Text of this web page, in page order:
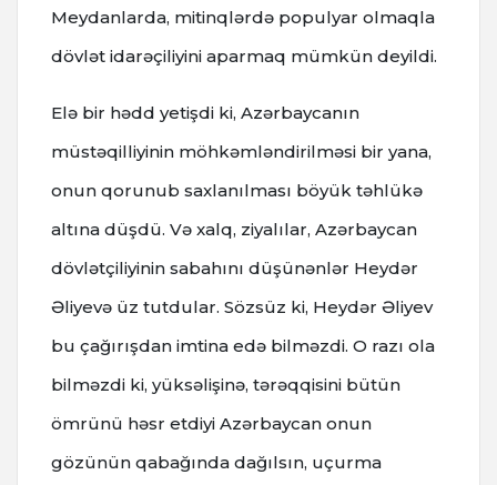
Meydanlarda, mitinqlərdə populyar olmaqla
dövlət idarəçiliyini aparmaq mümkün deyildi.
Elə bir hədd yetişdi ki, Azərbaycanın
müstəqilliyinin möhkəmləndirilməsi bir yana,
onun qorunub saxlanılması böyük təhlükə
altına düşdü. Və xalq, ziyalılar, Azərbaycan
dövlətçiliyinin sabahını düşünənlər Heydər
Əliyevə üz tutdular. Sözsüz ki, Heydər Əliyev
bu çağırışdan imtina edə bilməzdi. O razı ola
bilməzdi ki, yüksəlişinə, tərəqqisini bütün
ömrünü həsr etdiyi Azərbaycan onun
gözünün qabağında dağılsın, uçurma